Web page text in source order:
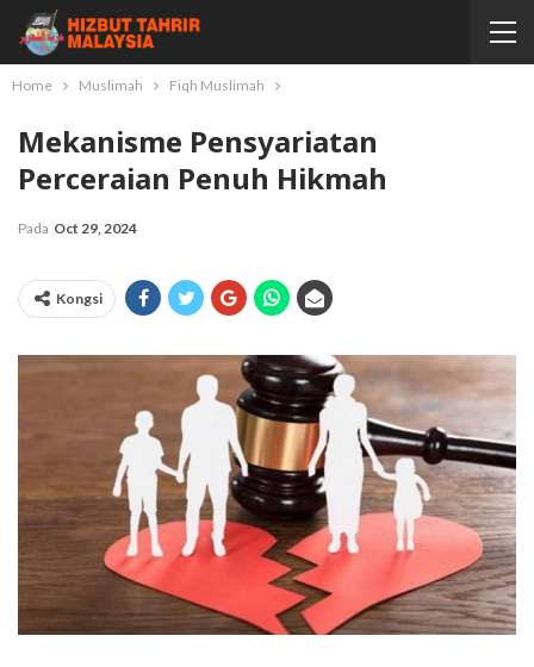
Home Muslimah Fiqh Muslimah
Mekanisme Pensyariatan
Perceraian Penuh Hikmah
Pada Oct 29, 2024
Kongsi